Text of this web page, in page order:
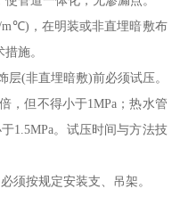
m℃)，在明装或非直埋暗敷布
施。
(非直埋暗敷)前必须试压。
，但不得小于1MPa；热水管
1.5MPa。试压时间与方法技
须按规定安装支、吊架。